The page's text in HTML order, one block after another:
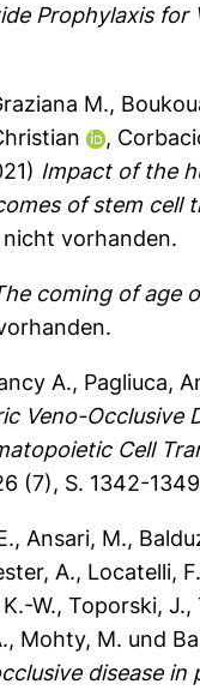
Prophylaxis
M.,
,
Impact of the
of stem cell
vorhanden.
coming of age
A., Pagliuca,
Veno-Occlusive
Cell
(7), S. 1342-
, Ansari, M.,
A., Locatelli, F.
W., Toporski, J.,
, Mohty, M. und
disease